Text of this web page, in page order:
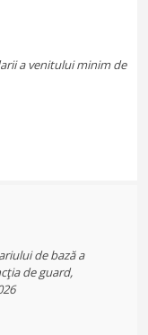
a venitului minim de
de bază a
de guard,